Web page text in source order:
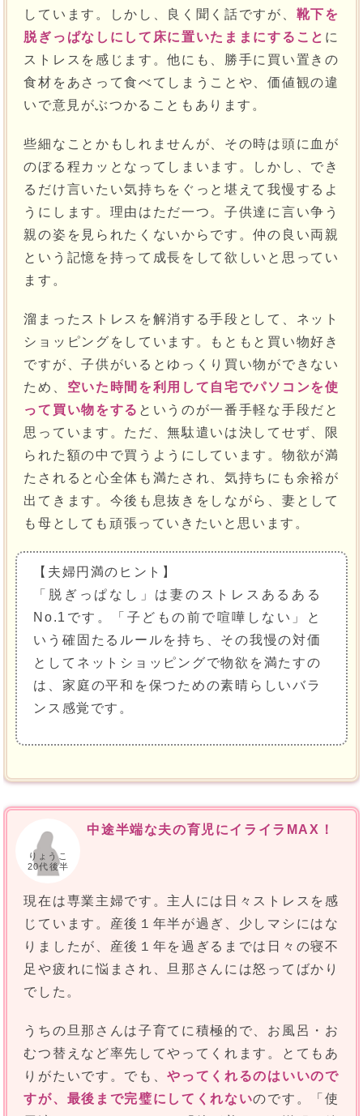
しています。しかし、良く聞く話ですが、 靴下を
脱ぎっぱなしにして床に置いたままにすること に
ストレスを感じます。他にも、勝手に買い置きの
食材をあさって食べてしまうことや、価値観の違
いで意見がぶつかることもあります。
些細なことかもしれませんが、その時は頭に血が
のぼる程カッとなってしまいます。しかし、でき
るだけ言いたい気持ちをぐっと堪えて我慢するよ
うにします。理由はただ一つ。子供達に言い争う
親の姿を見られたくないからです。仲の良い両親
という記憶を持って成長をして欲しいと思ってい
ます。
溜まったストレスを解消する手段として、ネット
ショッピングをしています。もともと買い物好き
ですが、子供がいるとゆっくり買い物ができない
ため、 空いた時間を利用して自宅でパソコンを使
って買い物をする というのが一番手軽な手段だと
思っています。ただ、無駄遣いは決してせず、限
られた額の中で買うようにしています。物欲が満
たされると心全体も満たされ、気持ちにも余裕が
出てきます。今後も息抜きをしながら、妻として
も母としても頑張っていきたいと思います。
【夫婦円満のヒント】
「脱ぎっぱなし」は妻のストレスあるある
No.1です。「子どもの前で喧嘩しない」と
いう確固たるルールを持ち、その我慢の対価
としてネットショッピングで物欲を満たすの
は、家庭の平和を保つための素晴らしいバラ
ンス感覚です。
りょうこ
20代後半
中途半端な夫の育児にイライラMAX！
現在は専業主婦です。主人には日々ストレスを感
じています。産後１年半が過ぎ、少しマシにはな
りましたが、産後１年を過ぎるまでは日々の寝不
足や疲れに悩まされ、旦那さんには怒ってばかり
でした。
うちの旦那さんは子育てに積極的で、お風呂・お
むつ替えなど率先してやってくれます。とてもあ
りがたいです。でも、やってくれるのはいいので
すが、最後まで完璧にしてくれないのです。「使